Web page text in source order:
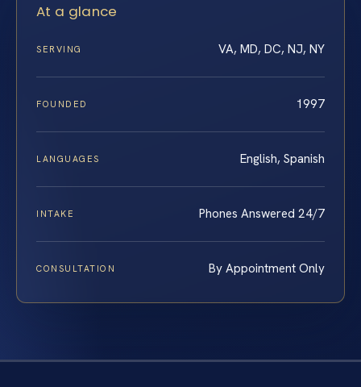
At a glance
SERVING VA, MD, DC, NJ, NY
FOUNDED 1997
LANGUAGES English, Spanish
INTAKE Phones Answered 24/7
CONSULTATION By Appointment Only